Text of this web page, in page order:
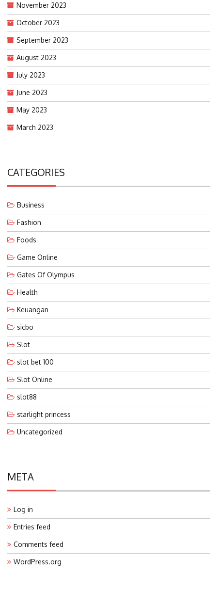
November 2023
October 2023
September 2023
August 2023
July 2023
June 2023
May 2023
March 2023
CATEGORIES
Business
Fashion
Foods
Game Online
Gates Of Olympus
Health
Keuangan
sicbo
Slot
slot bet 100
Slot Online
slot88
starlight princess
Uncategorized
META
Log in
Entries feed
Comments feed
WordPress.org